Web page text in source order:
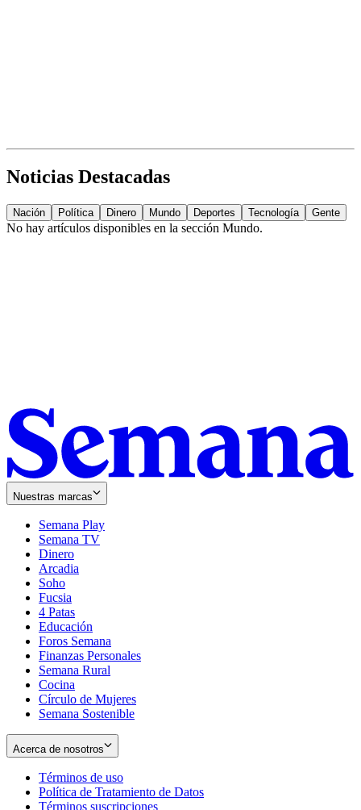
Noticias Destacadas
Nación Política Dinero Mundo Deportes Tecnología Gente
No hay artículos disponibles en la sección Mundo.
Nuestras marcas
Semana Play
Semana TV
Dinero
Arcadia
Soho
in
new
window
Fucsia
in
new
window
4 Patas
Educación
Foros Semana
Finanzas Personales
Semana Rural
Cocina
Círculo de Mujeres
Semana Sostenible
Acerca de nosotros
Términos de uso
in
new
Política de Tratamiento de Datos
Términos suscripciones